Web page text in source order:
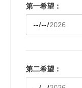
第一希望：
第二希望：